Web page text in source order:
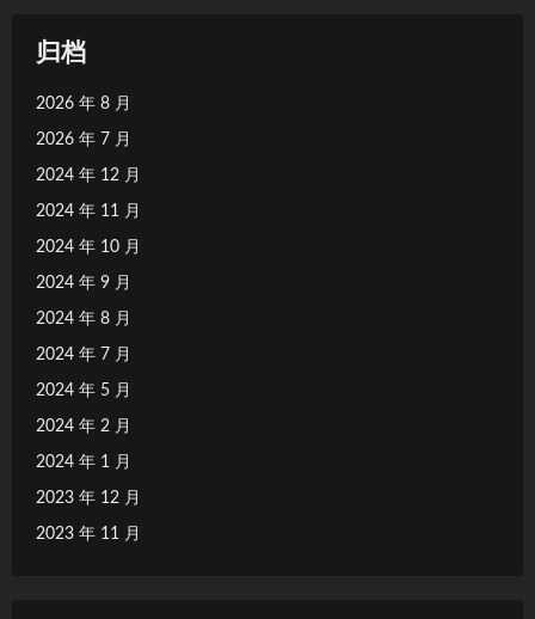
归档
2026 年 8 月
2026 年 7 月
2024 年 12 月
2024 年 11 月
2024 年 10 月
2024 年 9 月
2024 年 8 月
2024 年 7 月
2024 年 5 月
2024 年 2 月
2024 年 1 月
2023 年 12 月
2023 年 11 月